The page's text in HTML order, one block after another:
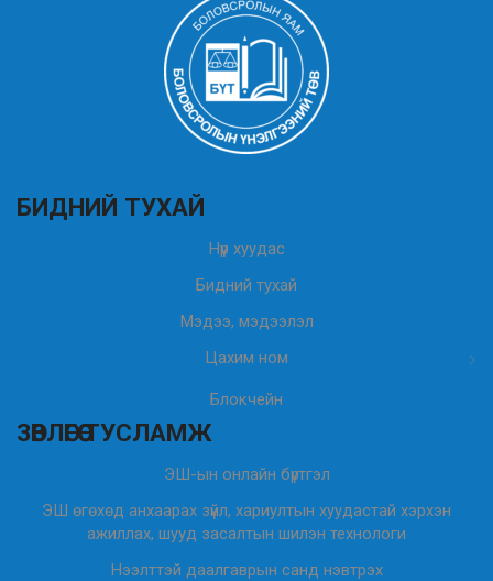
БИДНИЙ ТУХАЙ
Нүүр хуудас
Бидний тухай
Мэдээ, мэдээлэл
Цахим ном
Блокчейн
ЗӨВЛӨГӨӨ ТУСЛАМЖ
ЭШ-ын онлайн бүртгэл
ЭШ өгөхөд анхаарах зүйл, хариултын хуудастай хэрхэн
ажиллах, шууд засалтын шилэн технологи
Нээлттэй даалгаврын санд нэвтрэх